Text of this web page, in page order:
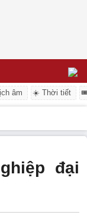
âm ☀️ Thời tiết
đại